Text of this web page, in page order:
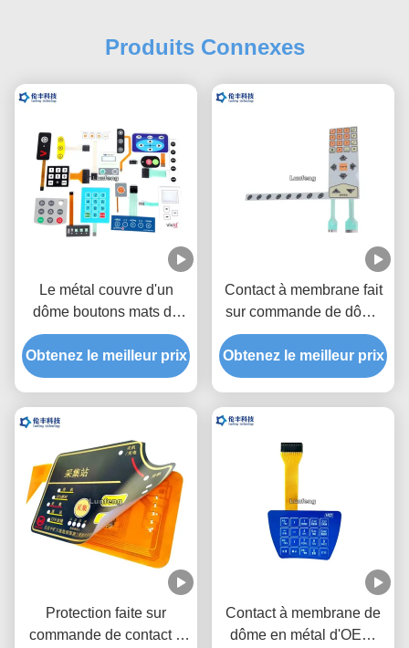
Produits Connexes
Le métal couvre d'un
dôme boutons mats de
commutateur de clavier
de membrane/brillants
faits sur commande
Obtenez le meilleur prix
Contact à membrane fait
sur commande de dôme
en métal de polyester,
commutateur tactile de
dôme en métal de deux
Obtenez le meilleur prix
Protection faite sur
commande de contact à
Contact à membrane de
dôme en métal d'OEM,